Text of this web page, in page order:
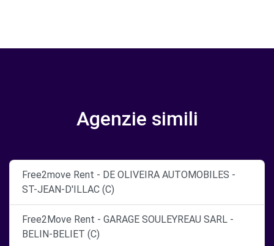
Agenzie simili
Free2move Rent - DE OLIVEIRA AUTOMOBILES -
ST-JEAN-D'ILLAC (C)
Free2Move Rent - GARAGE SOULEYREAU SARL -
BELIN-BELIET (C)